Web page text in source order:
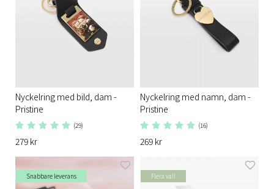
Nyckelring med bild, dam -
Pristine
(29)
279 kr
Nyckelring med namn, dam -
Pristine
(16)
269 kr
Snabbare leverans Flera val!